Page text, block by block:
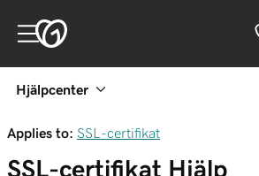
Hjälpcenter
Applies to: SSL-certifikat
SSL-certifikat Hjälp